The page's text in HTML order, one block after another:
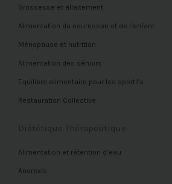
Grossesse et allaitement
Alimentation du nourrisson et de l’enfant
Ménopause et nutrition
Alimentation des séniors
Equilibre alimentaire pour les sportifs
Restauration Collective
Diététique Thérapeutique
Alimentation et rétention d’eau
Anorexie